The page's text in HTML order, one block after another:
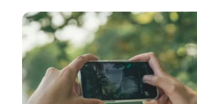
Kontakt Visit Sydsjælland & Møn